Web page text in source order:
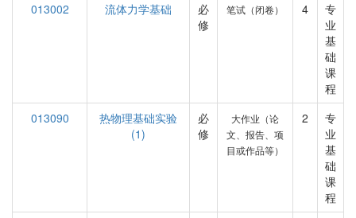
013002 流体力学基础
必
修
笔试（闭卷） 4
专
业
基
础
课
程
013090
热物理基础实验
(1)
必
修
大作业（论
文、报告、项
目或作品等）
2
专
业
基
础
课
程